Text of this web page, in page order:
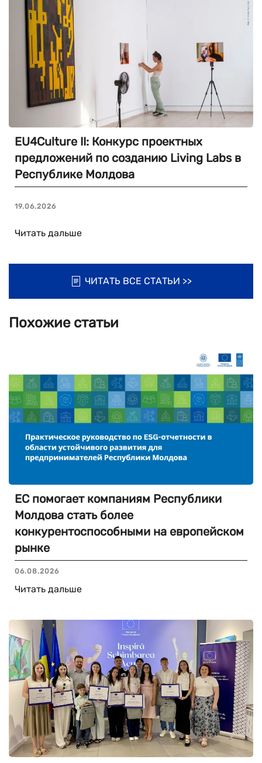
EU4Culture II: Конкурс проектных
предложений по созданию Living Labs в
Республике Молдова
19.06.2026
Читать дальше
ЧИТАТЬ ВСЕ СТАТЬИ >>
Похожие статьи
ЕС помогает компаниям Республики
Молдова стать более
конкурентоспособными на европейском
рынке
06.08.2026
Читать дальше